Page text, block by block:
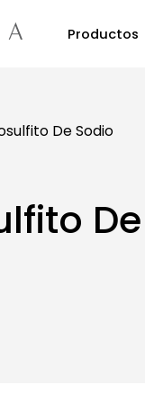
Productos
De Sodio